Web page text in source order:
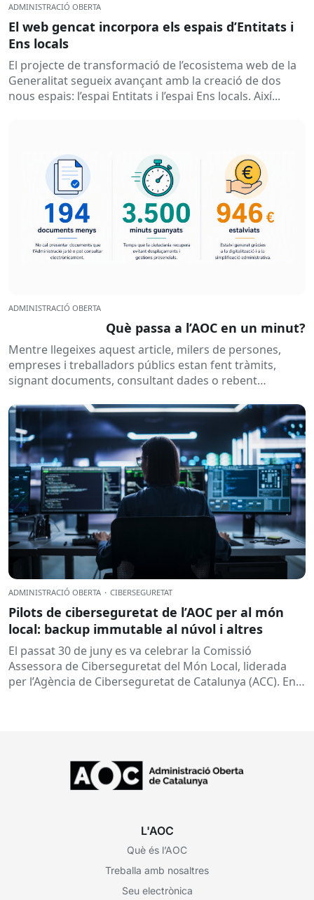
ADMINISTRACIÓ OBERTA
El web gencat incorpora els espais d’Entitats i
Ens locals
El projecte de transformació de l’ecosistema web de la
Generalitat segueix avançant amb la creació de dos
nous espais: l’espai Entitats i l’espai Ens locals. Així...
ADMINISTRACIÓ OBERTA
Què passa a l’AOC en un minut?
Mentre llegeixes aquest article, milers de persones,
empreses i treballadors públics estan fent tràmits,
signant documents, consultant dades o rebent
habitualment...
ADMINISTRACIÓ OBERTA · CIBERSEGURETAT
Pilots de ciberseguretat de l’AOC per al món
local: backup immutable al núvol i altres
El passat 30 de juny es va celebrar la Comissió
Assessora de Ciberseguretat del Món Local, liderada
per l’Agència de Ciberseguretat de Catalunya (ACC). En
L'AOC
Què és l’AOC
Treballa amb nosaltres
Seu electrònica